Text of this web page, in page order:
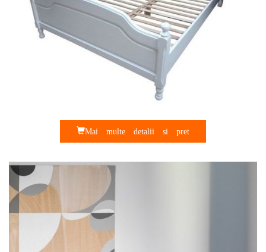
Mai multe detalii si pret